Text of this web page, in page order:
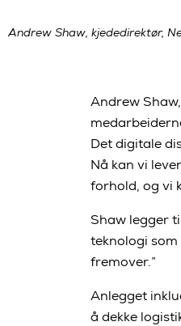
Andrew Shaw, kjededirektør,
Andrew
Det digitale
Nå kan vi
forhold, og vi
Shaw legger
teknologi
fremover.”
Anlegget
å dekke